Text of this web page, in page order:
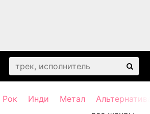
Рок Инди Метал